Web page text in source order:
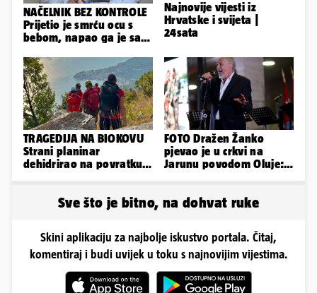
NAČELNIK BEZ KONTROLE
Prijetio je smrću ocu s
bebom, napao ga je sa
Najnovije vijesti iz
Hrvatske i svijeta |
24sata
TRAGEDIJA NA BIOKOVU
Strani planinar
dehidrirao na povratku s
FOTO Dražen Žanko
pjevao je u crkvi na
Jarunu povodom Oluje:
Sve što je bitno, na dohvat ruke
Skini aplikaciju za najbolje iskustvo portala. Čitaj,
komentiraj i budi uvijek u toku s najnovijim vijestima.